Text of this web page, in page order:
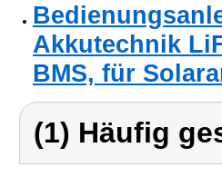
Akkutechnik
BMS, für
(1) Häufig